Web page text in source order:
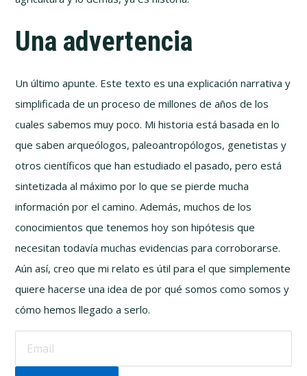
Una advertencia
Un último apunte. Este texto es una explicación narrativa y
simplificada de un proceso de millones de años de los
cuales sabemos muy poco. Mi historia está basada en lo
que saben arqueólogos, paleoantropólogos, genetistas y
otros científicos que han estudiado el pasado, pero está
sintetizada al máximo por lo que se pierde mucha
información por el camino. Además, muchos de los
conocimientos que tenemos hoy son hipótesis que
necesitan todavía muchas evidencias para corroborarse.
Aún así, creo que mi relato es útil para el que simplemente
quiere hacerse una idea de por qué somos como somos y
cómo hemos llegado a serlo.